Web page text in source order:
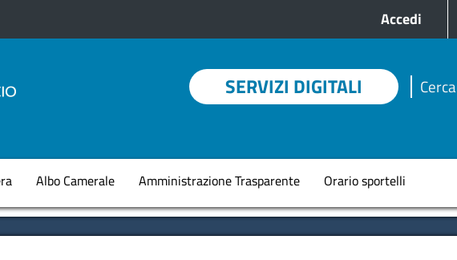
Accedi
SERVIZI DIGITALI Cerca
Navigazione principale
Albo Camerale Amministrazione Trasparente Orario sportelli